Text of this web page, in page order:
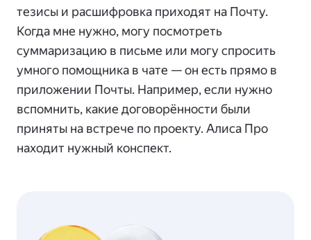
тезисы и расшифровка приходят на Почту.
Когда мне нужно, могу посмотреть
суммаризацию в письме или могу спросить
умного помощника в чате — он есть прямо в
приложении Почты. Например, если нужно
вспомнить, какие договорённости были
приняты на встрече по проекту. Алиса Про
находит нужный конспект.